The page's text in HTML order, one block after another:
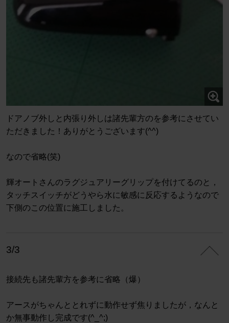
ドアノブ外しと内張り外しは諸先輩方のを参考にさせてい
ただきました！ありがとうございます(^^)
なので省略(笑)
輝オートさんのラグジュアリーグリップを付けてるのと，
タッチスイッチがどうやら水に敏感に反応するようなので
下側のこの位置に施工しました。
3/3
接続先も諸先輩方を参考に省略（爆）
アースがちゃんととれずに動作せず焦りましたが，なんと
か無事動作し完成です(^_^;)